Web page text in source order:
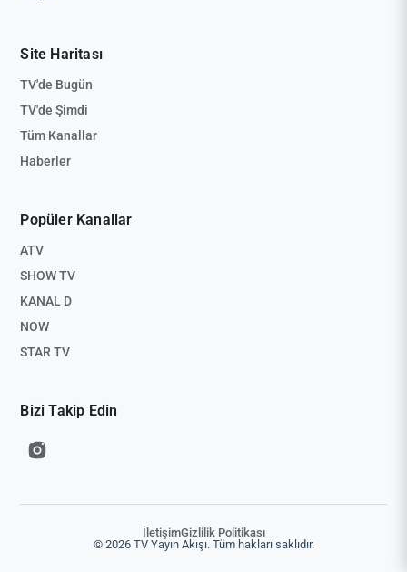
Site Haritası
TV'de Bugün
TV'de Şimdi
Tüm Kanallar
Haberler
Popüler Kanallar
ATV
SHOW TV
KANAL D
NOW
STAR TV
Bizi Takip Edin
© 2026 TV Yayın Akışı. Tüm hakları saklıdır.
İletişimGizlilik Politikası